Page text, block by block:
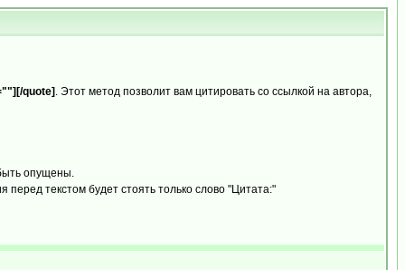
quote] . Этот метод позволит вам цитировать со ссылкой на автора,
опущены.
текстом будет стоять только слово "Цитата:"